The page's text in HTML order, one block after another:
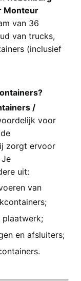
Monteur
van 36
van trucks,
(inclusief
/
voor
zorgt ervoor
uit:
van
plaatwerk;
en afsluiters;